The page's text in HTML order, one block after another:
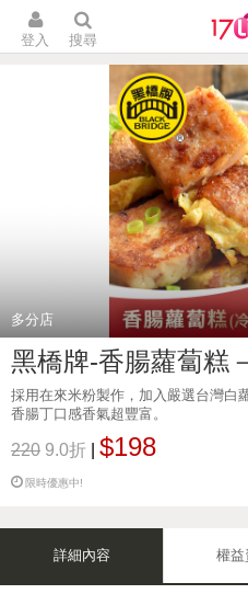
登入 搜尋
多分店
黑橋牌-香腸蘿蔔糕
採用在來米粉製作，加入嚴選台灣白
香腸丁口感香氣超豐富。
220 9.0折 $198
限時優惠中!
詳細內容 權益